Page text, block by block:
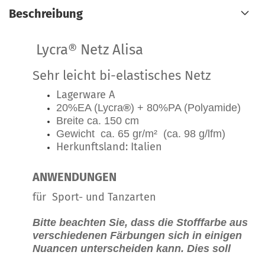
Beschreibung
Lycra® Netz Alisa
Sehr leicht bi-elastisches Netz
Lagerware A
20%EA (Lycra®) + 80%PA (Polyamide)
Breite ca. 150 cm
Gewicht ca. 65 gr/m² (ca. 98 g/lfm)
Herkunftsland: Italien
ANWENDUNGEN
für Sport- und Tanzarten
Bitte beachten Sie, dass die Stofffarbe aus
verschiedenen Färbungen sich in einigen
Nuancen unterscheiden kann. Dies soll